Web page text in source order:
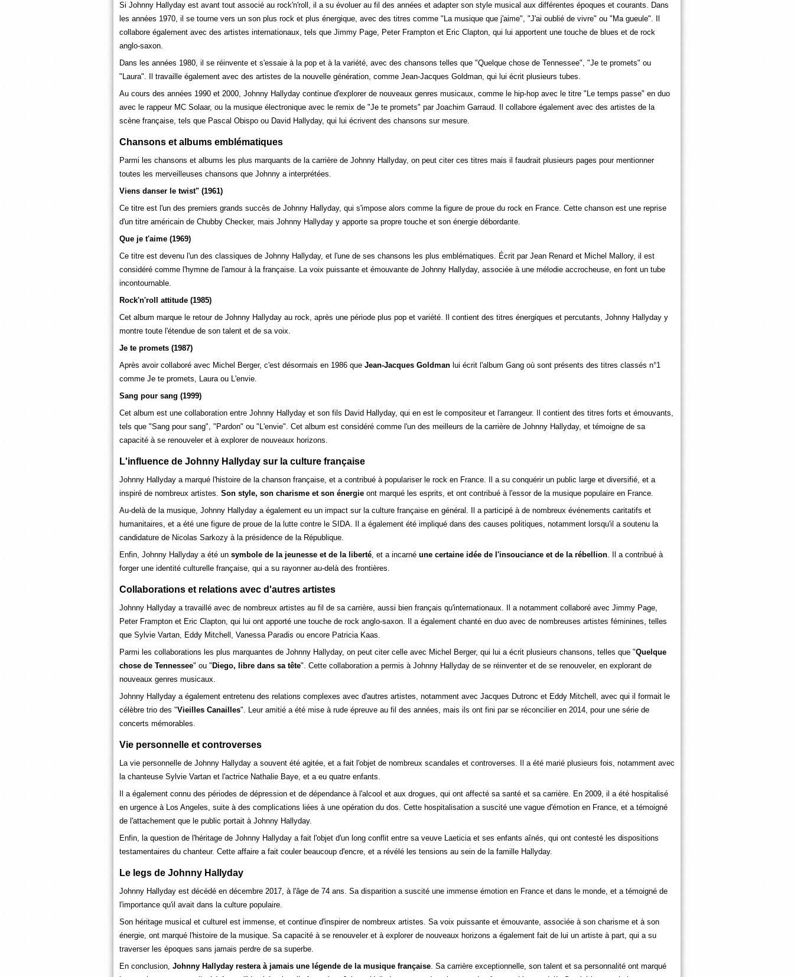
Si Johnny Hallyday est avant tout associé au rock'n'roll, il a su évoluer au fil des années et adapter son style musical aux différentes époques et courants. Dans
les années 1970, il se tourne vers un son plus rock et plus énergique, avec des titres comme "La musique que j'aime", "J'ai oublié de vivre" ou "Ma gueule". Il
collabore également avec des artistes internationaux, tels que Jimmy Page, Peter Frampton et Eric Clapton, qui lui apportent une touche de blues et de rock
anglo-saxon.
Dans les années 1980, il se réinvente et s'essaie à la pop et à la variété, avec des chansons telles que "Quelque chose de Tennessee", "Je te promets" ou
"Laura". Il travaille également avec des artistes de la nouvelle génération, comme Jean-Jacques Goldman, qui lui écrit plusieurs tubes.
Au cours des années 1990 et 2000, Johnny Hallyday continue d'explorer de nouveaux genres musicaux, comme le hip-hop avec le titre "Le temps passe" en duo
avec le rappeur MC Solaar, ou la musique électronique avec le remix de "Je te promets" par Joachim Garraud. Il collabore également avec des artistes de la
scène française, tels que Pascal Obispo ou David Hallyday, qui lui écrivent des chansons sur mesure.
Chansons et albums emblématiques
Parmi les chansons et albums les plus marquants de la carrière de Johnny Hallyday, on peut citer ces titres mais il faudrait plusieurs pages pour mentionner
toutes les merveilleuses chansons que Johnny a interprétées.
Viens danser le twist" (1961)
Ce titre est l'un des premiers grands succès de Johnny Hallyday, qui s'impose alors comme la figure de proue du rock en France. Cette chanson est une reprise
d'un titre américain de Chubby Checker, mais Johnny Hallyday y apporte sa propre touche et son énergie débordante.
Que je t'aime (1969)
Ce titre est devenu l'un des classiques de Johnny Hallyday, et l'une de ses chansons les plus emblématiques. Écrit par Jean Renard et Michel Mallory, il est
considéré comme l'hymne de l'amour à la française. La voix puissante et émouvante de Johnny Hallyday, associée à une mélodie accrocheuse, en font un tube
incontournable.
Rock'n'roll attitude (1985)
Cet album marque le retour de Johnny Hallyday au rock, après une période plus pop et variété. Il contient des titres énergiques et percutants, Johnny Hallyday y
montre toute l'étendue de son talent et de sa voix.
Je te promets (1987)
Après avoir collaboré avec Michel Berger, c'est désormais en 1986 que Jean-Jacques Goldman lui écrit l'album Gang où sont présents des titres classés n°1
comme Je te promets, Laura ou L'envie.
Sang pour sang (1999)
Cet album est une collaboration entre Johnny Hallyday et son fils David Hallyday, qui en est le compositeur et l'arrangeur. Il contient des titres forts et émouvants,
tels que "Sang pour sang", "Pardon" ou "L'envie". Cet album est considéré comme l'un des meilleurs de la carrière de Johnny Hallyday, et témoigne de sa
capacité à se renouveler et à explorer de nouveaux horizons.
L'influence de Johnny Hallyday sur la culture française
Johnny Hallyday a marqué l'histoire de la chanson française, et a contribué à populariser le rock en France. Il a su conquérir un public large et diversifié, et a
inspiré de nombreux artistes. Son style, son charisme et son énergieont marqué les esprits, et ont contribué à l'essor de la musique populaire en France.
Au-delà de la musique, Johnny Hallyday a également eu un impact sur la culture française en général. Il a participé à de nombreux événements caritatifs et
humanitaires, et a été une figure de proue de la lutte contre le SIDA. Il a également été impliqué dans des causes politiques, notamment lorsqu'il a soutenu la
candidature de Nicolas Sarkozy à la présidence de la République.
Enfin, Johnny Hallyday a été un symbole de la jeunesse et de la liberté, et a incarné une certaine idée de l'insouciance et de la rébellion. Il a contribué à
forger une identité culturelle française, qui a su rayonner au-delà des frontières.
Collaborations et relations avec d'autres artistes
Johnny Hallyday a travaillé avec de nombreux artistes au fil de sa carrière, aussi bien français qu'internationaux. Il a notamment collaboré avec Jimmy Page,
Peter Frampton et Eric Clapton, qui lui ont apporté une touche de rock anglo-saxon. Il a également chanté en duo avec de nombreuses artistes féminines, telles
que Sylvie Vartan, Eddy Mitchell, Vanessa Paradis ou encore Patricia Kaas.
Parmi les collaborations les plus marquantes de Johnny Hallyday, on peut citer celle avec Michel Berger, qui lui a écrit plusieurs chansons, telles que "Quelque
chose de Tennessee" ou " Diego, libre dans sa tête". Cette collaboration a permis à Johnny Hallyday de se réinventer et de se renouveler, en explorant de
nouveaux genres musicaux.
Johnny Hallyday a également entretenu des relations complexes avec d'autres artistes, notamment avec Jacques Dutronc et Eddy Mitchell, avec qui il formait le
célèbre trio des "Vieilles Canailles". Leur amitié a été mise à rude épreuve au fil des années, mais ils ont fini par se réconcilier en 2014, pour une série de
concerts mémorables.
Vie personnelle et controverses
La vie personnelle de Johnny Hallyday a souvent été agitée, et a fait l'objet de nombreux scandales et controverses. Il a été marié plusieurs fois, notamment avec
la chanteuse Sylvie Vartan et l'actrice Nathalie Baye, et a eu quatre enfants.
Il a également connu des périodes de dépression et de dépendance à l'alcool et aux drogues, qui ont affecté sa santé et sa carrière. En 2009, il a été hospitalisé
en urgence à Los Angeles, suite à des complications liées à une opération du dos. Cette hospitalisation a suscité une vague d'émotion en France, et a témoigné
de l'attachement que le public portait à Johnny Hallyday.
Enfin, la question de l'héritage de Johnny Hallyday a fait l'objet d'un long conflit entre sa veuve Laeticia et ses enfants aînés, qui ont contesté les dispositions
testamentaires du chanteur. Cette affaire a fait couler beaucoup d'encre, et a révélé les tensions au sein de la famille Hallyday.
Le legs de Johnny Hallyday
Johnny Hallyday est décédé en décembre 2017, à l'âge de 74 ans. Sa disparition a suscité une immense émotion en France et dans le monde, et a témoigné de
l'importance qu'il avait dans la culture populaire.
Son héritage musical et culturel est immense, et continue d'inspirer de nombreux artistes. Sa voix puissante et émouvante, associée à son charisme et à son
énergie, ont marqué l'histoire de la musique. Sa capacité à se renouveler et à explorer de nouveaux horizons a également fait de lui un artiste à part, qui a su
traverser les époques sans jamais perdre de sa superbe.
En conclusion, Johnny Hallyday restera à jamais une légende de la musique française. Sa carrière exceptionnelle, son talent et sa personnalité ont marqué